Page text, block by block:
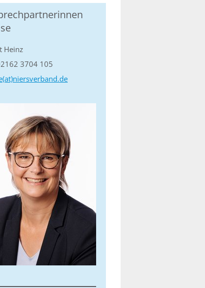
Heinz
3704 105